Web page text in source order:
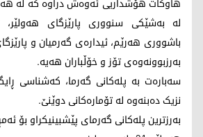
لە بەشێکی سنووری پارێزگای هەولێر،
باشووری هەرێم، ئیدارەی گەرمیان و
بەرزبوونەوەی تۆز و خۆڵباران هەیە.
سەبارەت بە پلەکانی گەرما، کەشناسی
نزیک دەبنەوە لە تۆمارەکانی دوێنێ.
بەرزترین پلەکانی گەرمای پێشبینیکراو بۆ